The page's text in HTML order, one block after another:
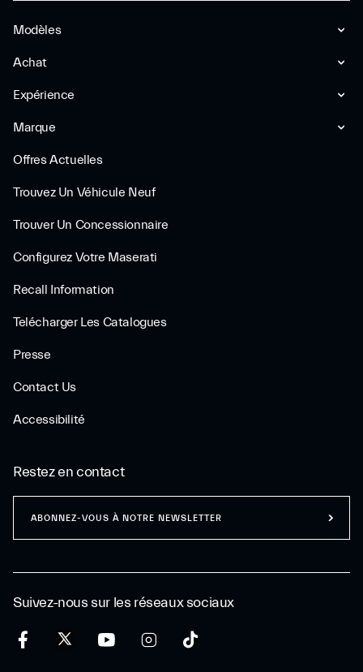
Modèles
Achat
Expérience
Marque
Offres Actuelles
Trouvez Un Véhicule Neuf
Trouver Un Concessionnaire
Configurez Votre Maserati
Recall Information
Telécharger Les Catalogues
Presse
Contact Us
Accessibilité
Suivez-nous sur les réseaux sociaux
Restez en contact
ABONNEZ-VOUS À NOTRE NEWSLETTER